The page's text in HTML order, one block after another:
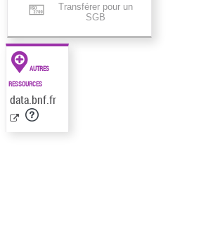
Transférer pour un
SGB
AUTRES
RESSOURCES
data.bnf.fr